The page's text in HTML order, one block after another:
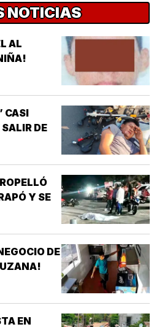
NOTICIAS
AL
CASI
SALIR DE
Y SE
DE
EN